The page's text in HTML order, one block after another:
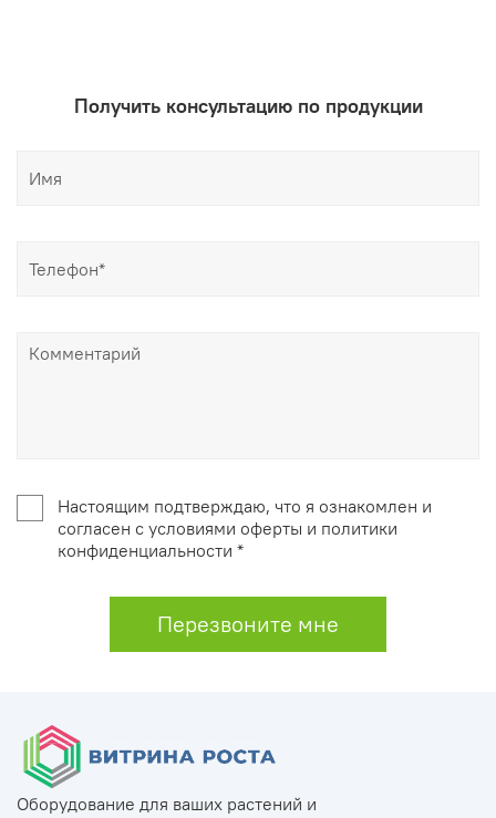
Получить консультацию по продукции
Настоящим подтверждаю, что я ознакомлен и
согласен с условиями оферты и политики
конфиденциальности *
Перезвоните мне
Оборудование для ваших растений и